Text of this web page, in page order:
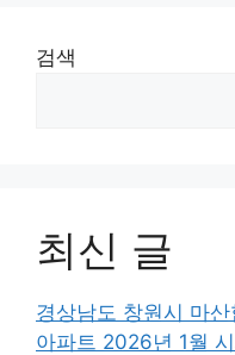
검색
최신 글
경상남도 창원시 마
아파트 2026년 1월